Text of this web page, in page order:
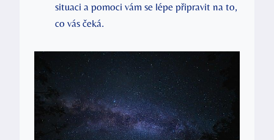
situaci a pomoci vám se lépe připravit na to,
co vás čeká.